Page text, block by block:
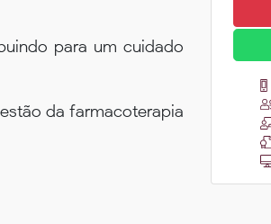
para um cuidado
da farmacoterapia